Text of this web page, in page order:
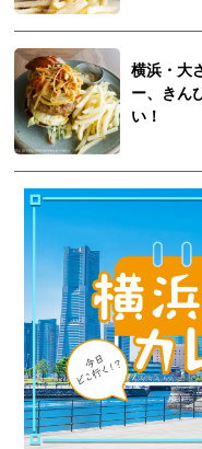
横浜・大
ー、きん
い！